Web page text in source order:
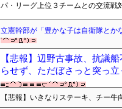
パ・リーグ上位３チームとの交流
立憲幹部が「豊かな子は自衛隊とか
【悲報】辺野古事故、抗議
らせず、ただぼさっと突っ
【悲報】いきなりステーキ、チー